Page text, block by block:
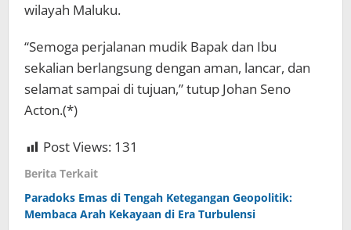
wilayah Maluku.
“Semoga perjalanan mudik Bapak dan Ibu
sekalian berlangsung dengan aman, lancar, dan
selamat sampai di tujuan,” tutup Johan Seno
Acton.(*)
Post Views: 131
Berita Terkait
Paradoks Emas di Tengah Ketegangan Geopolitik:
Membaca Arah Kekayaan di Era Turbulensi